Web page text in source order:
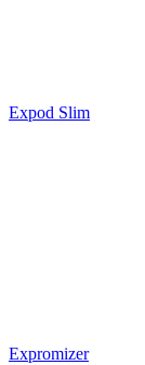
Expod Slim
Expromizer